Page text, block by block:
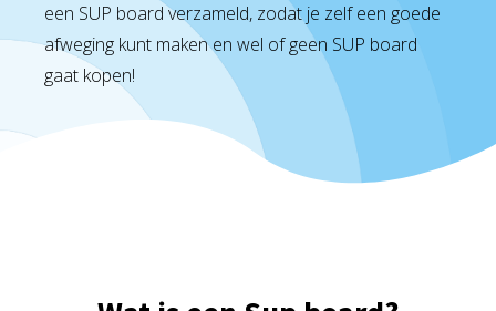
een SUP board verzameld, zodat je zelf een goede
afweging kunt maken en wel of geen SUP board
gaat kopen!